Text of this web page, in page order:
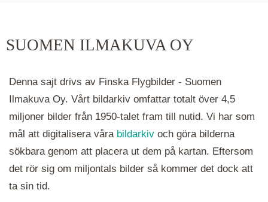
hålla ned ctrl-tangenten och scrolla.
SUOMEN ILMAKUVA OY
Denna sajt drivs av Finska Flygbilder - Suomen
Ilmakuva Oy. Vårt bildarkiv omfattar totalt över 4,5
miljoner bilder från 1950-talet fram till nutid. Vi har som
mål att digitalisera våra bildarkiv och göra bilderna
sökbara genom att placera ut dem på kartan. Eftersom
det rör sig om miljontals bilder så kommer det dock att
ta sin tid.